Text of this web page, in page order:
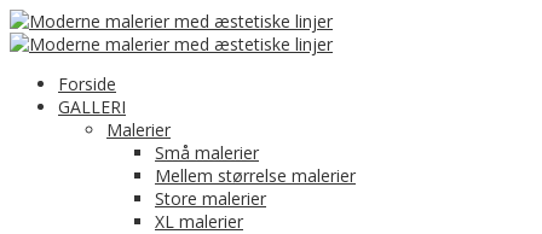
Forside
GALLERI
Malerier
Små malerier
Mellem størrelse malerier
Store malerier
XL malerier